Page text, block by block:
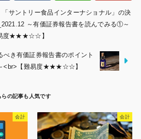
「サントリー食品インターナショナル」の決
～有価証券報告書を読んでみる①～
度★★★☆☆】
べき有価証券報告書のポイント
～<br>【難易度★★★☆☆】
会計 会計